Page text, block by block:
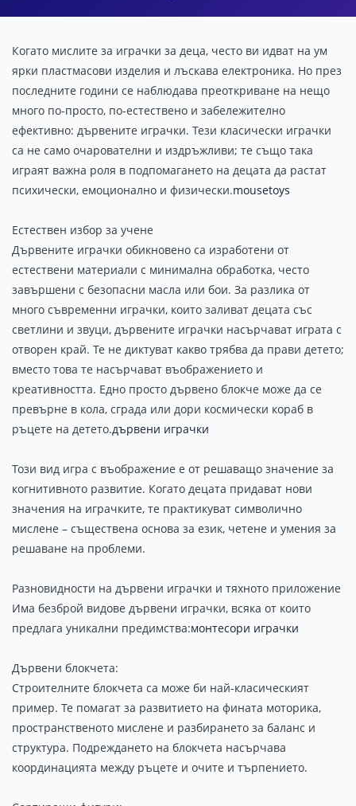
Когато мислите за играчки за деца, често ви идват на ум
ярки пластмасови изделия и лъскава електроника. Но през
последните години се наблюдава преоткриване на нещо
много по-просто, по-естествено и забележително
ефективно: дървените играчки. Тези класически играчки
са не само очарователни и издръжливи; те също така
играят важна роля в подпомагането на децата да растат
психически, емоционално и физически.mousetoys
Естествен избор за учене
Дървените играчки обикновено са изработени от
естествени материали с минимална обработка, често
завършени с безопасни масла или бои. За разлика от
много съвременни играчки, които заливат децата със
светлини и звуци, дървените играчки насърчават играта с
отворен край. Те не диктуват какво трябва да прави детето;
вместо това те насърчават въображението и
креативността. Едно просто дървено блокче може да се
превърне в кола, сграда или дори космически кораб в
ръцете на детето.дървени играчки
Този вид игра с въображение е от решаващо значение за
когнитивното развитие. Когато децата придават нови
значения на играчките, те практикуват символично
мислене – съществена основа за език, четене и умения за
решаване на проблеми.
Разновидности на дървени играчки и тяхното приложение
Има безброй видове дървени играчки, всяка от които
предлага уникални предимства:монтесори играчки
Дървени блокчета:
Строителните блокчета са може би най-класическият
пример. Те помагат за развитието на фината моторика,
пространственото мислене и разбирането за баланс и
структура. Подреждането на блокчета насърчава
координацията между ръцете и очите и търпението.